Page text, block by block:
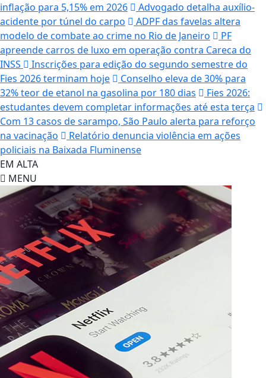
inflação para 5,15% em 2026
Advogado detalha auxílio-
acidente por túnel do carpo
ADPF das favelas altera
modelo de combate ao crime no Rio de Janeiro
PF
apreende carros de luxo em operação contra Careca do
INSS
Inscrições para edição do segundo semestre do
Fies 2026 terminam hoje
Conselho eleva de 30% para
32% teor de etanol na gasolina por 180 dias
Fies 2026:
estudantes devem completar informações até esta terça
Com 13 casos de sarampo, São Paulo alerta para reforço
na vacinação
Relatório denuncia violência em ações
policiais na Baixada Fluminense
EM ALTA
MENU